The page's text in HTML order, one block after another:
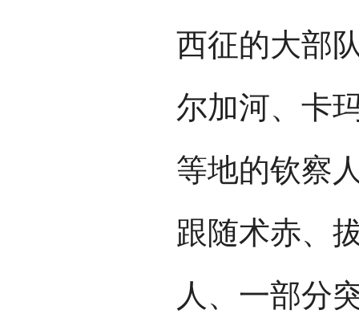
西征的大部
尔加河、卡
等地的钦察
跟随术赤、
人、一部分